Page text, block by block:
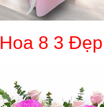
Hoa 8 3 Đẹp